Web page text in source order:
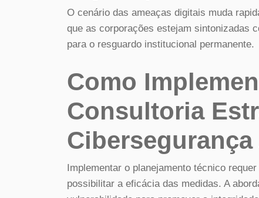
O cenário das ameaças digitais muda
que as corporações estejam sintonizadas
para o resguardo institucional permanente.
Como
Consultoria
Cibersegurança
Implementar o planejamento técnico
possibilitar a eficácia das medidas. A